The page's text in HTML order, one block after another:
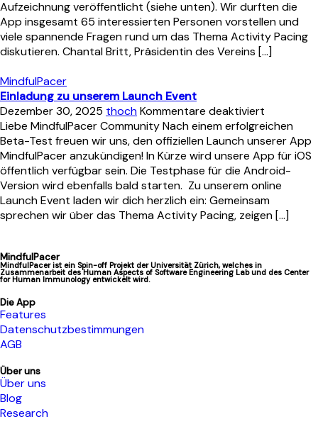
Aufzeichnung veröffentlicht (siehe unten). Wir durften die
App insgesamt 65 interessierten Personen vorstellen und
viele spannende Fragen rund um das Thema Activity Pacing
diskutieren. Chantal Britt, Präsidentin des Vereins […]
MindfulPacer
Einladung zu unserem Launch Event
Dezember 30, 2025 thochKommentare deaktiviert
Liebe MindfulPacer Community Nach einem erfolgreichen
Beta-Test freuen wir uns, den offiziellen Launch unserer App
MindfulPacer anzukündigen! In Kürze wird unsere App für iOS
öffentlich verfügbar sein. Die Testphase für die Android-
Version wird ebenfalls bald starten. Zu unserem online
Launch Event laden wir dich herzlich ein: Gemeinsam
sprechen wir über das Thema Activity Pacing, zeigen […]
MindfulPacer
MindfulPacer ist ein Spin-off Projekt der Universität Zürich, welches in
Zusammenarbeit des Human Aspects of Software Engineering Lab und des Center
for Human Immunology entwickelt wird.
Die App
Features
Datenschutzbestimmungen
AGB
Über uns
Über uns
Blog
Research